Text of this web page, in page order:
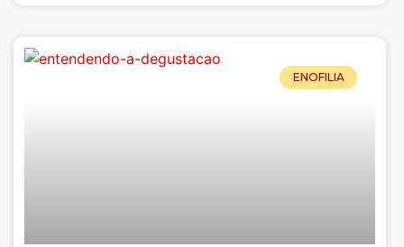
ENOFILIA